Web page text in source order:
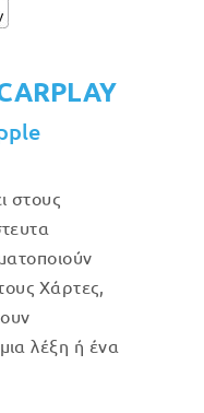
στους
Χάρτες,
λέξη ή ένα